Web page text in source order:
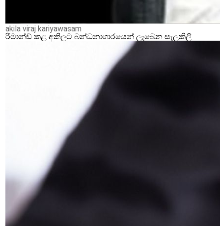
akila viraj kariyawasam
රිමාන්ඩ් කළ අකිලට බන්ධනාගාරයෙන් ලැබෙන සැලකිලි